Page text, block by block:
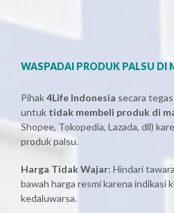
WASPADAI PRODUK PALSU DI
Pihak4Life Indonesia secara
untuk tidak membeli produk di
Shopee, Tokopedia, Lazada, dll)
produk palsu.
Harga Tidak Wajar: Hindari
bawah harga resmi karena indikasi
kedaluwarsa.